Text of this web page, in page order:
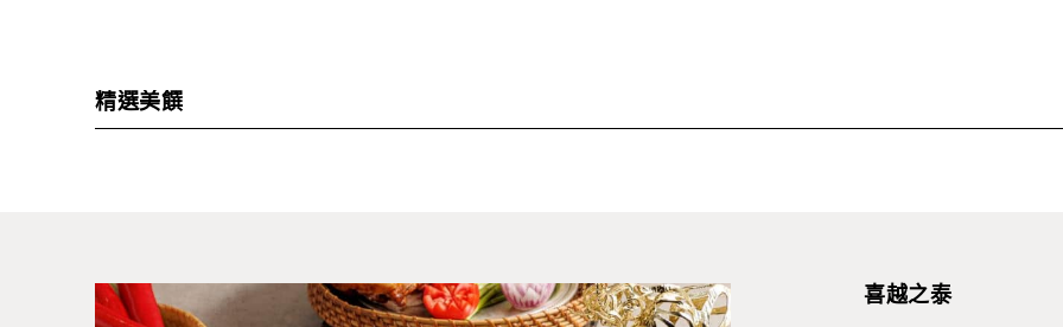
精選美饌
即製麵檔：蘭州牛肉湯麵
甜品精選：玫瑰紅桑子杏
喜越之泰